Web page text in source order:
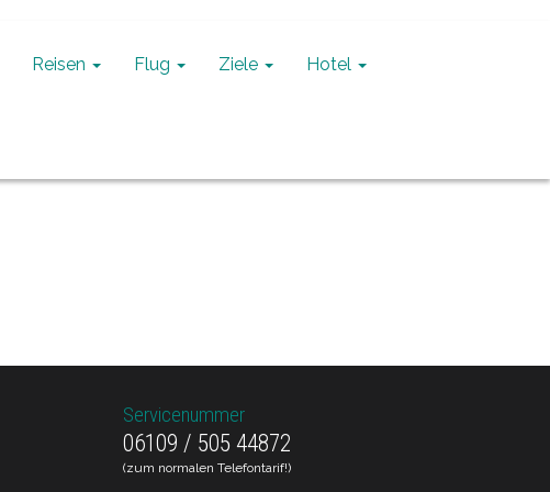
Reisen Flug Ziele Hotel
Servicenummer
06109 / 505 44872
(zum normalen Telefontarif!)